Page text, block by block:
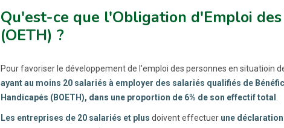
Qu'est-ce que l'Obligation d'Emploi
(OETH) ?
Pour favoriser le développement de l'emploi des personnes en situatioin
ayant au moins 20 salariés à employer des salariés qualifiés de
Handicapés (BOETH), dans une proportion de 6% de son effectif total
Les entreprises de 20 salariés et plus doivent effectuer une